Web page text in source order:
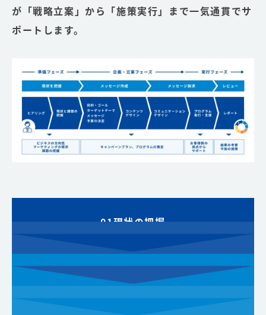
が「戦略立案」から「施策実行」まで一気通貫でサ
ポートします。
01現状の把握